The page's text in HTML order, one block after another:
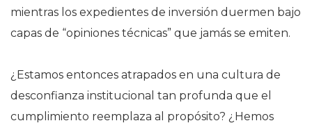
mientras los expedientes de inversión duermen bajo
capas de “opiniones técnicas” que jamás se emiten.
¿Estamos entonces atrapados en una cultura de
desconfianza institucional tan profunda que el
cumplimiento reemplaza al propósito? ¿Hemos